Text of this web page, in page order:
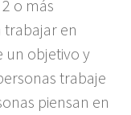
o más
trabajar en
un objetivo y
trabaje
piensan en